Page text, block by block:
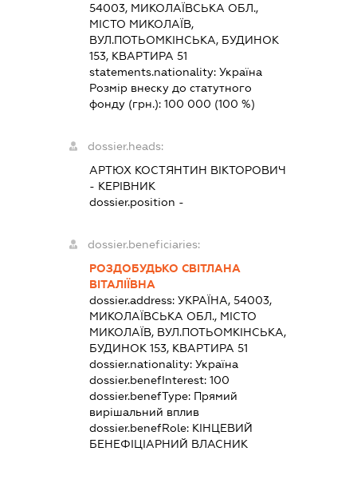
54003, МИКОЛАЇВСЬКА ОБЛ.,
МІСТО МИКОЛАЇВ,
ВУЛ.ПОТЬОМКІНСЬКА, БУДИНОК
153, КВАРТИРА 51
statements.nationality:Україна
Розмір внеску до статутного
фонду (грн.):100 000 (100 %)
dossier.heads:
АРТЮХ КОСТЯНТИН ВІКТОРОВИЧ
- КЕРІВНИК
dossier.position -
dossier.beneficiaries:
РОЗДОБУДЬКО СВІТЛАНА
ВІТАЛІЇВНА
dossier.address:УКРАЇНА, 54003,
МИКОЛАЇВСЬКА ОБЛ., МІСТО
МИКОЛАЇВ, ВУЛ.ПОТЬОМКІНСЬКА,
БУДИНОК 153, КВАРТИРА 51
dossier.nationality:Україна
dossier.benefInterest:100
dossier.benefType: Прямий
вирішальний вплив
dossier.benefRole: КІНЦЕВИЙ
БЕНЕФІЦІАРНИЙ ВЛАСНИК